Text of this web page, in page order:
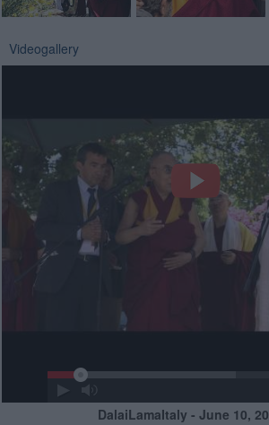
Videogallery
DalaiLamaItaly - June 10,